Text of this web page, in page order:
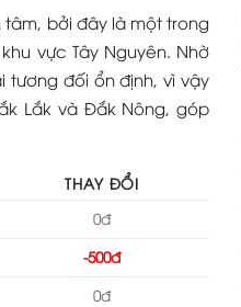
bởi đây là một trong
vực Tây Nguyên. Nhờ
tương đối ổn định, vì vậy
Lắk và Đắk Nông, góp
THAY ĐỔI
0đ
-500đ
0đ